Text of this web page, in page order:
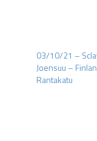
03/10/21 –
Joensuu –
Rantakatu